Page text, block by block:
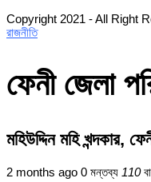
Copyright 2021 - All Right
রাজনীতি
ফেনী জেলা
মহিউদ্দিন মহি খন্দকার,
2 months ago 0 মন্তব্য 110